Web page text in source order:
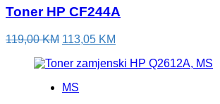
Toner HP CF244A
119,00KM Izvorna
bila
119,00 KM.
113,05 KM
je:
MS